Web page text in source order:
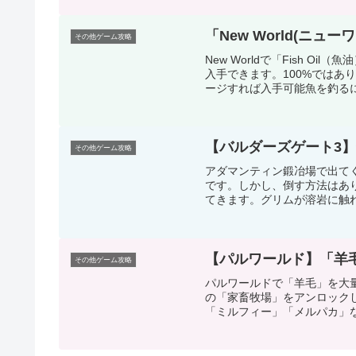
その他ゲーム攻略 「New World(ニュー
New Worldで「Fish Oil（魚
入手できます。100%ではあ
ージすれば入手可能魚を釣る
その他ゲーム攻略 【バルダーズゲート3
アダマンティン鍛冶場で出て
です。しかし、倒す方法はあ
てきます。グリムが溶岩に触
その他ゲーム攻略 【パルワールド】「
パルワールドで「羊毛」を大
の「家畜牧場」をアンロック
「ミルフィー」「メルパカ